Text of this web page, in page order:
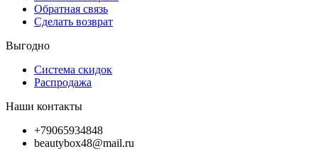
Обратная связь
Сделать возврат
Выгодно
Система скидок
Распродажа
Наши контакты
+79065934848
beautybox48@mail.ru